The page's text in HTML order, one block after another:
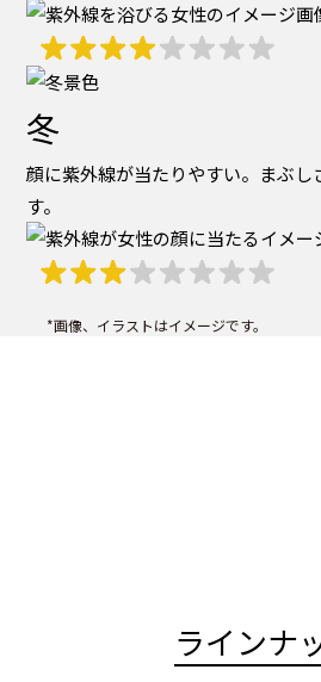
冬
顔に紫外線が当たりやすい。まぶし
す。
*画像、イラストはイメージです。
ラインナ